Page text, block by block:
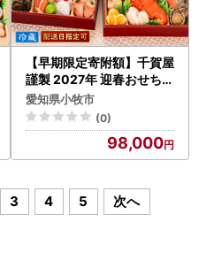
【早期限定寄附額】千賀屋
謹製 2027年 迎春おせち料
理「慶福」和風三段重 3～
4人前 全34品 冷蔵 おせち
料理 [035S07]
愛知県小牧市
(0)
98,000
3 4 5 次へ